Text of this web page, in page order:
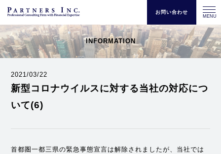
お問い合わせ
INFORMATION
2021/03/22
新型コロナウイルスに対する当社の対応につ
いて(6)
首都圏一都三県の緊急事態宣言は解除されましたが、当社では
MENU